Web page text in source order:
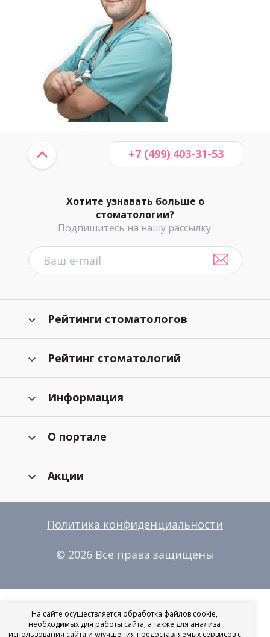
Хотите узнавать больше о
стоматологии?
Подпишитесь на нашу рассылку:
+7 (499) 403-31-53
Рейтинги стоматологов
Рейтинг стоматологий
Информация
О портале
Акции
Политика конфиденциальности
© 2026 Все права защищены
На сайте осуществляется обработка файлов cookie,
необходимых для работы сайта, а также для анализа
использования сайта и улучшения предоставляемых сервисов с